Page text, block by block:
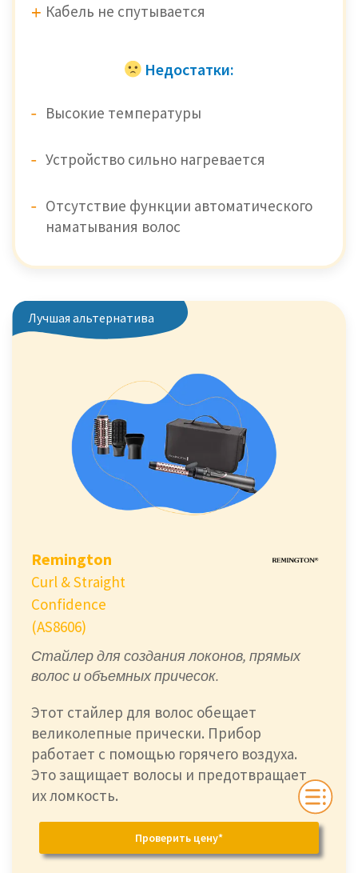
Кабель не спутывается
Недостатки:
Высокие температуры
Устройство сильно нагревается
Отсутствие функции автоматического
наматывания волос
Лучшая альтернатива
Remington
Curl & Straight
Confidence
(AS8606)
Стайлер для создания локонов, прямых
волос и объемных причесок.
Этот стайлер для волос обещает
великолепные прически. Прибор
работает с помощью горячего воздуха.
Это защищает волосы и предотвращает
их ломкость.
Проверить цену*